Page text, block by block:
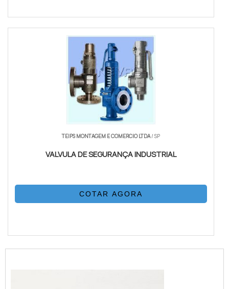
TEIPS MONTAGEM E COMERCIO LTDA/ SP
VALVULA DE SEGURANÇA INDUSTRIAL
COTAR AGORA